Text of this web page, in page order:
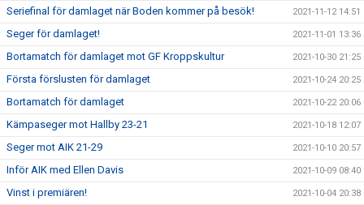
Seriefinal för damlaget när Boden kommer på besök! 2021-11-12 14:51
Seger för damlaget! 2021-11-01 13:36
Bortamatch för damlaget mot GF Kroppskultur 2021-10-30 21:25
Första förslusten för damlaget 2021-10-24 20:25
Bortamatch för damlaget 2021-10-22 20:06
Kämpaseger mot Hallby 23-21 2021-10-18 12:07
Seger mot AIK 21-29 2021-10-10 20:57
Inför AIK med Ellen Davis 2021-10-09 08:40
Vinst i premiären! 2021-10-04 20:38